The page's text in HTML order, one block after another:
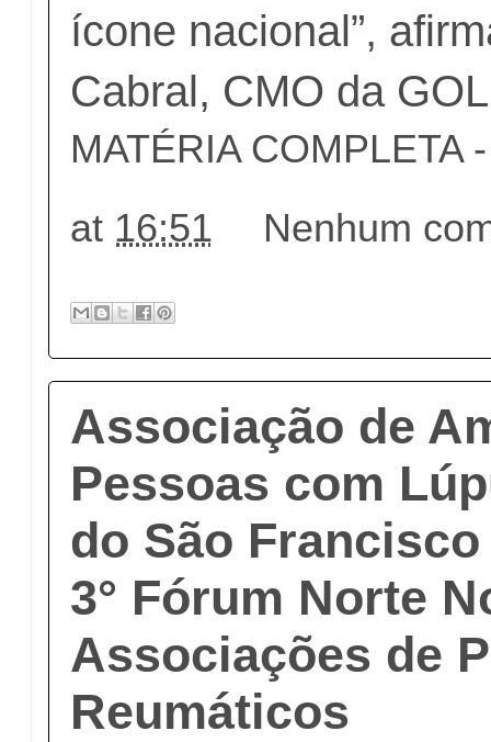
ícone nacional”,
Cabral, CMO da
MATÉRIA COMPLETA
at 16:51 Nenhum
Associação de
Pessoas com
do São
3° Fórum Norte
Associações de
Reumáticos